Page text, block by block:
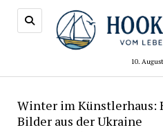
10.
Winter im Künstlerhaus:
Bilder aus der Ukraine